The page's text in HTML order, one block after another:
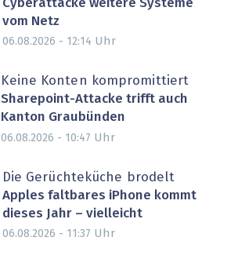
Cyberattacke weitere Systeme
vom Netz
06.08.2026 - 12:14 Uhr
Keine Konten kompromittiert
Sharepoint-Attacke trifft auch
Kanton Graubünden
06.08.2026 - 10:47 Uhr
Die Gerüchteküche brodelt
Apples faltbares iPhone kommt
dieses Jahr – vielleicht
06.08.2026 - 11:37 Uhr